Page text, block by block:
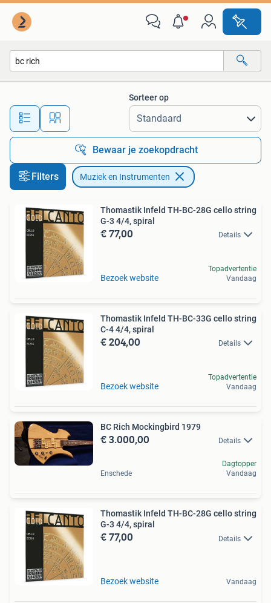
Alle afstanden…
Sorteer op
Bewaar je zoekopdracht
Filters Muziek en Instrumenten
Thomastik Infeld TH-BC-28G cello string
G-3 4/4, spiral
€ 77,00 Details
Bezoek website
Topadvertentie
Vandaag
Thomastik Infeld TH-BC-33G cello string
C-4 4/4, spiral
€ 204,00 Details
Bezoek website
Topadvertentie
Vandaag
BC Rich Mockingbird 1979
€ 3.000,00 Details
Enschede
Dagtopper
Vandaag
Thomastik Infeld TH-BC-28G cello string
G-3 4/4, spiral
€ 77,00 Details
Bezoek website Vandaag